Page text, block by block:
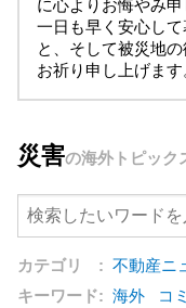
に心よりお悔やみ
一日も早く安心し
と、そして被災地
お祈り申し上げます
災害の海外トピック
カテゴリ : 不動産ニ
キーワード: 海外 コ